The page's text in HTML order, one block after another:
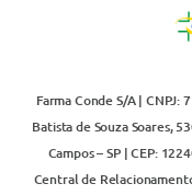
Farma Conde S/A |
Batista de Souza Soares,
Campos – SP | CEP:
Central de